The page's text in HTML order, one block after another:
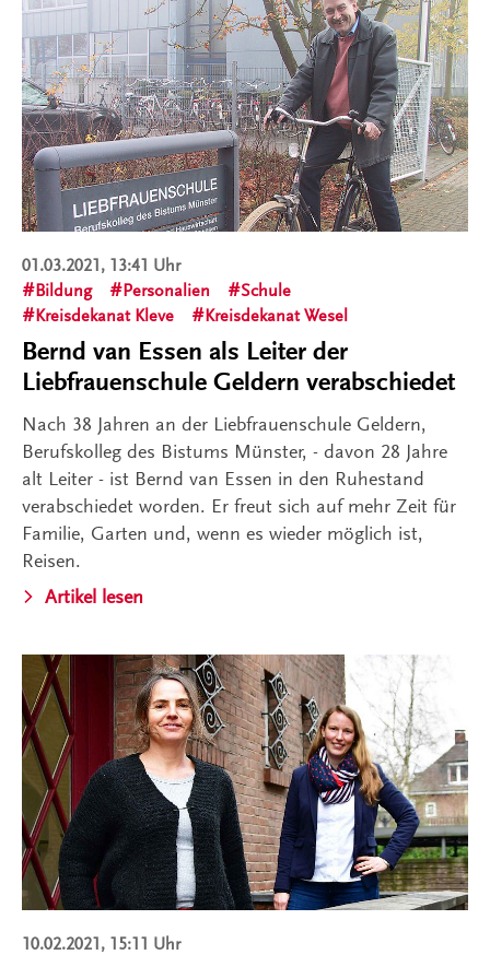
01.03.2021, 13:41 Uhr
Bildung
Personalien
Schule
Kreisdekanat Kleve
Kreisdekanat Wesel
Bernd van Essen als Leiter der
Liebfrauenschule Geldern verabschiedet
Nach 38 Jahren an der Liebfrauenschule Geldern,
Berufskolleg des Bistums Münster, - davon 28 Jahre
alt Leiter - ist Bernd van Essen in den Ruhestand
verabschiedet worden. Er freut sich auf mehr Zeit für
Familie, Garten und, wenn es wieder möglich ist,
Reisen.
Artikel lesen
10.02.2021, 15:11 Uhr